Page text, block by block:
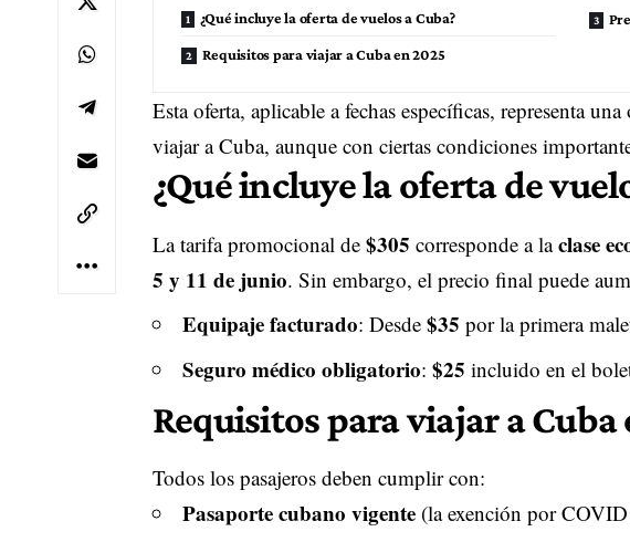
¿Qué incluye la oferta de vuelos a Cuba?
Requisitos para viajar a Cuba en 2025
Esta oferta, aplicable a fechas específicas, representa
viajar a Cuba, aunque con ciertas condiciones
¿Qué incluye la oferta de
La tarifa promocional de $305 corresponde a laclase
5 y 11 de junio. Sin embargo, el precio final puede
Equipaje facturado: Desde $35 por la primera
Seguro médico obligatorio: $25 incluido en el
Requisitos para viajar a Cuba
Todos los pasajeros deben cumplir con:
Pasaporte cubano vigente(la exención por